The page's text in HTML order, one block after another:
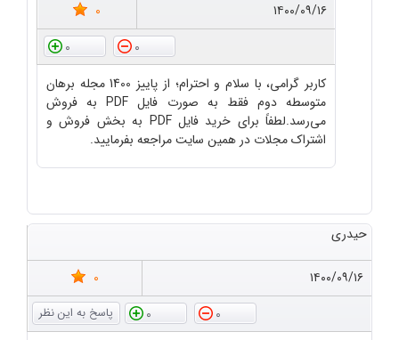
۱۴۰۰/۰۹/۱۶
0
0
0
کاربر گرامی، با سلام و احترام؛ از پاییز 1400 مجله برهان
متوسطه دوم فقط به صورت فایل PDF به فروش
می‌رسد.لطفاً برای خرید فایل PDF به بخش فروش و
اشتراک مجلات در همین سایت مراجعه بفرمایید.
حیدری
۱۴۰۰/۰۹/۱۶
0
0
0